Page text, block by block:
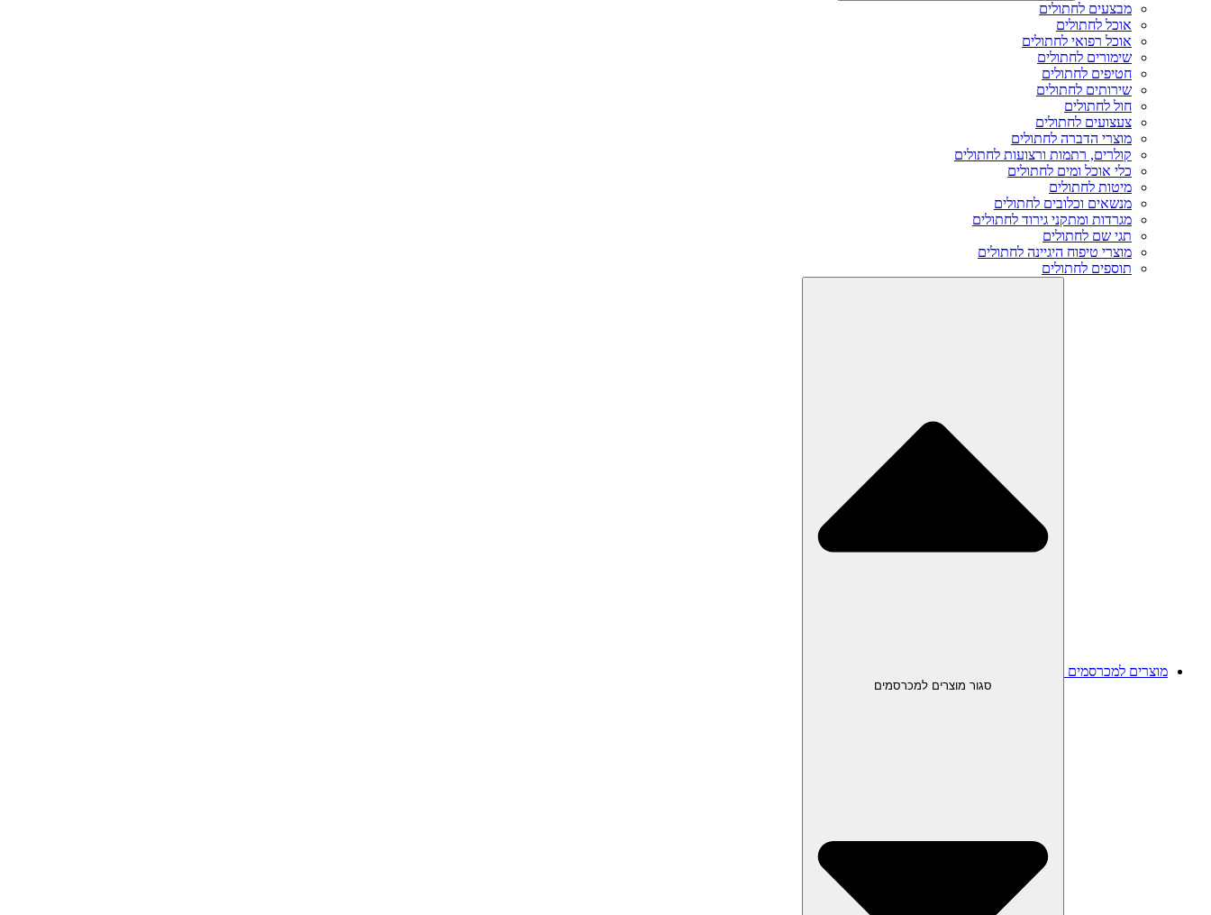
מבצעים לחתולים
אוכל לחתולים
אוכל רפואי לחתולים
שימורים לחתולים
חטיפים לחתולים
שירותים לחתולים
חול לחתולים
צעצועים לחתולים
מוצרי הדברה לחתולים
קולרים, רתמות ורצועות לחתולים
כלי אוכל ומים לחתולים
מיטות לחתולים
מנשאים וכלובים לחתולים
מגרדות ומתקני גירוד לחתולים
תגי שם לחתולים
מוצרי טיפוח היגיינה לחתולים
תוספים לחתולים
מוצרים למכרסמים
סגור מוצרים למכרסמים